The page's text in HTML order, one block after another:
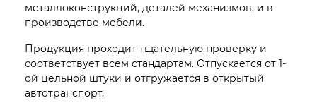
металлоконструкций, деталей механизмов, и в
производстве мебели.
Продукция проходит тщательную проверку и
соответствует всем стандартам. Отпускается от 1-
ой цельной штуки и отгружается в открытый
автотранспорт.